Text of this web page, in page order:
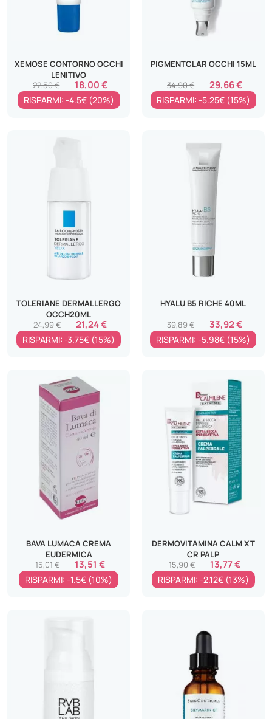
XEMOSE CONTORNO OCCHI
LENITIVO
18,00 €
22,50 €
RISPARMI: -4.5€ (20%)
PIGMENTCLAR OCCHI 15ML
29,66 €
34,90 €
RISPARMI: -5.25€ (15%)
TOLERIANE DERMALLERGO
OCCH20ML
21,24 €
24,99 €
RISPARMI: -3.75€ (15%)
HYALU B5 RICHE 40ML
33,92 €
39,89 €
RISPARMI: -5.98€ (15%)
BAVA LUMACA CREMA
EUDERMICA
13,51 €
15,01 €
RISPARMI: -1.5€ (10%)
DERMOVITAMINA CALM XT
CR PALP
13,77 €
15,90 €
RISPARMI: -2.12€ (13%)